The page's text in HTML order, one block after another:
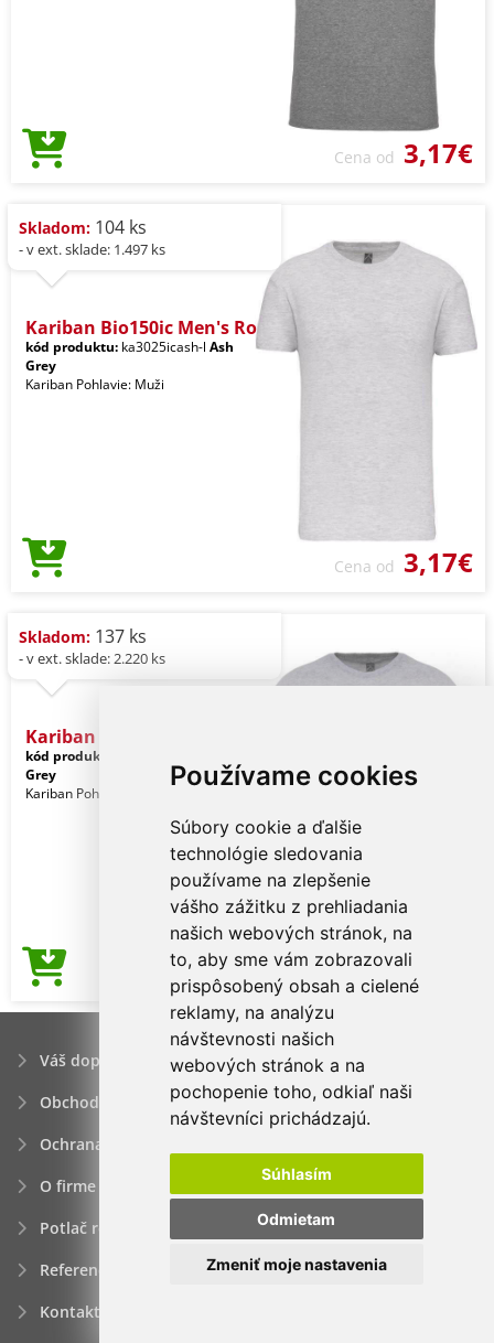
Používame cookies
Súbory cookie a ďalšie
technológie sledovania
používame na zlepšenie
vášho zážitku z prehliadania
našich webových stránok, na
to, aby sme vám zobrazovali
prispôsobený obsah a cielené
reklamy, na analýzu
návštevnosti našich
webových stránok a na
pochopenie toho, odkiaľ naši
návštevníci prichádzajú.
Súhlasím
Odmietam
Zmeniť moje nastavenia
Cena od 3,17€
Skladom: 104 ks
- v ext. sklade: 1.497 ks
Kariban Bio150ic Men's Ro
kód produktu: ka3025icash-l Ash
Grey
Kariban Pohlavie: Muži
Cena od 3,17€
Skladom: 137 ks
- v ext. sklade: 2.220 ks
Kariban Bio150ic Men's Ro
kód produktu:
Grey
Kariban Pohlavie: Muži
Cena od 3,17€
Váš dopyt
Obchodné podmienky
Ochrana osobných údajov
O firme
Potlač reklamných predmetov
Referencie
Kontakt